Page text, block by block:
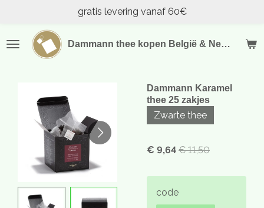
naar
Dammann thee kopen België & Nederland
gratis levering vanaf 60€
Dammann Karamel
thee 25 zakjes
Zwarte thee
€ 9,64 € 11,50
code